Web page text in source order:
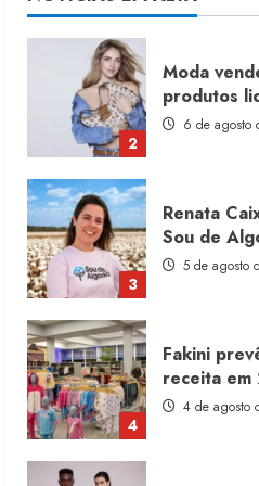
3
Renata
Sou de
5 de agosto
4
Fakini
receita em
4 de agosto
5
Projeto
moda
4 de agosto